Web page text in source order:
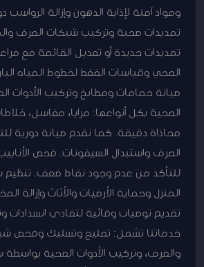
ومواد آمنة لإذابة الدهون وإزالة الرواسب
تمديدات صحية وتركيب شبكات الصرف
تمديدات جديدة أو تعديل القائمة مع
الصحي وقياسات الضغط لخطوط المياه
صيانة حمامات ومطابخ وتركيب الأدوات
الصحية بكل أنواعها: مرايا، مغاسل،
محاذاة دقيقة. كما نقدم صيانة دورية
الصرف واستبدال السيفونات. فحص
للتأكد من عدم وجود نقاط ضعف. تنظيم
المنزل وحماية الأرضيات والأثاث وإزالة
تقديم توصيات وقائية لتفادي انسدادات
خدماتنا تشمل: تصليح وتسليك وفحص
والصرف، وتركيب الأدوات الصحية